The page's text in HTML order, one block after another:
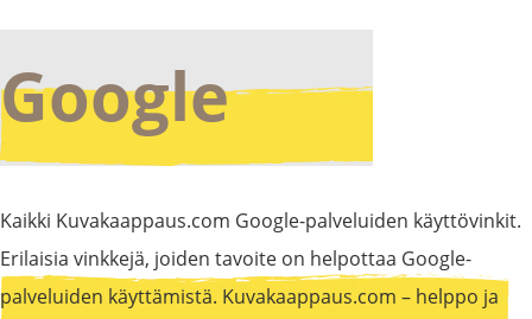
Google
Kaikki Kuvakaappaus.com Google-palveluiden käyttövinkit.
Erilaisia vinkkejä, joiden tavoite on helpottaa Google-
palveluiden käyttämistä. Kuvakaappaus.com – helppo ja